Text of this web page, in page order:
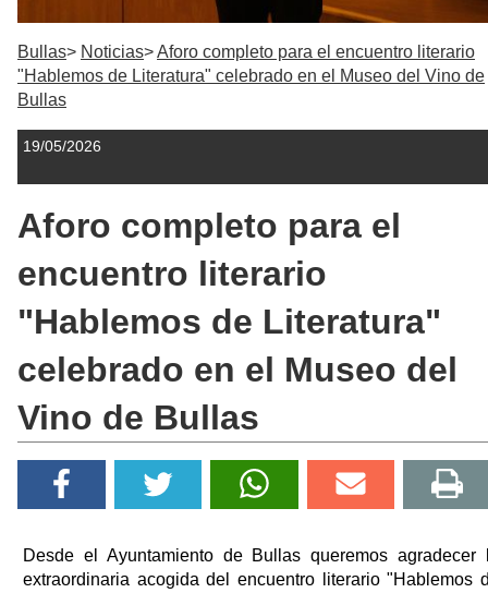
Bullas Noticias
Aforo completo para el encuentro literario
"Hablemos de Literatura" celebrado en el Museo del Vino de
Bullas
19/05/2026
Aforo completo para el
encuentro literario
"Hablemos de Literatura"
celebrado en el Museo del
Vino de Bullas
Desde el Ayuntamiento de Bullas queremos agradecer
extraordinaria acogida del encuentro literario "Hablemos